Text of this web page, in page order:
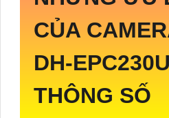
CỦA
DH-
THÔNG SỐ